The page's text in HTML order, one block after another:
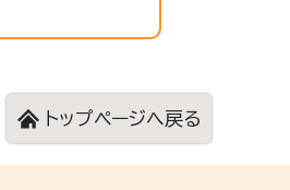
トップページへ戻る